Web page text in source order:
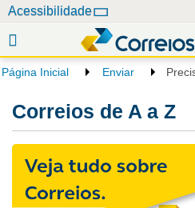
e
Acessibilidade
Página Inicial Enviar
Correios de A a Z